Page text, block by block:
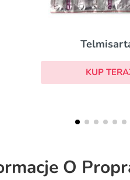
Inderal
KUP
O